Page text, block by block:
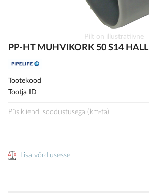
to
beginning
of
images
gallery
Pilt on illustratiivne
PP-HT MUHVIKORK 50 S14 HALL
Tootekood
Tootja ID
Püsikliendi soodustusega (km-ta)
Lisa võrdlusesse